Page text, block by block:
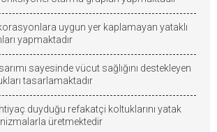
uygun yer kaplamayan yataklı
yapmaktadır
sayesinde vücut sağlığını destekleyen
tasarlamaktadır
duyduğu refakatçi koltuklarını yatak
üretmektedir